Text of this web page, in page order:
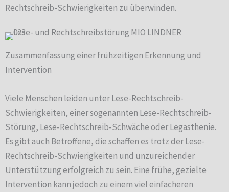
Rechtschreib-Schwierigkeiten zu überwinden.
Zusammenfassung einer frühzeitigen Erkennung und
Intervention
Viele Menschen leiden unter Lese-Rechtschreib-
Schwierigkeiten, einer sogenannten Lese-Rechtschreib-
Störung, Lese-Rechtschreib-Schwäche oder Legasthenie.
Es gibt auch Betroffene, die schaffen es trotz der Lese-
Rechtschreib-Schwierigkeiten und unzureichender
Unterstützung erfolgreich zu sein. Eine frühe, gezielte
Intervention kann jedoch zu einem viel einfacheren